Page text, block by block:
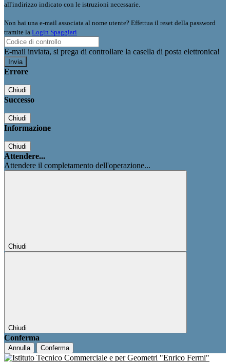
all'indirizzo indicato con le istruzioni necessarie.
Non hai una e-mail associata al nome utente? Effettua il reset della password
tramite la Login Spaggiari
E-mail inviata, si prega di controllare la casella di posta elettronica!
Errore
Chiudi
Successo
Chiudi
Informazione
Chiudi
Attendere...
Attendere il completamento dell'operazione...
Chiudi
Chiudi
Conferma
Annulla Conferma